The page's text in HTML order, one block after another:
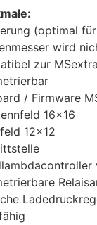
(optimal
wird
zur
/ Firmware
16×16
12×12